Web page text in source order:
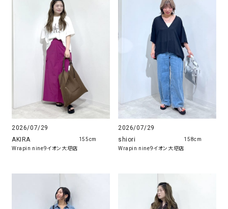
2026/07/29
AKIRA
Wrapin nine9イオン大塔店
155cm
2026/07/29
shiori
Wrapin nine9イオン大塔店
158cm